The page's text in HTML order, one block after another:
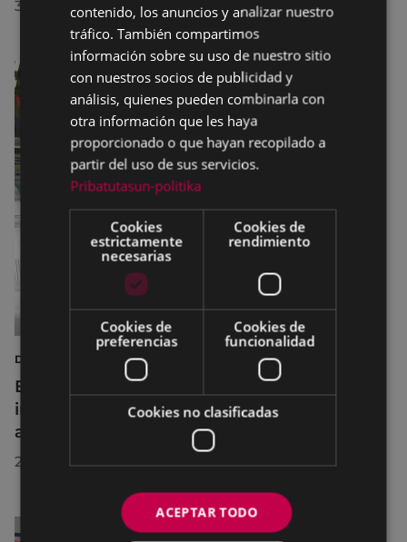
30/07/2026
DEPORTES
Eibar adapta los horarios de sus
instalaciones deportivas durante el mes de
agosto para realizar mejoras
29/07/2026
SPANISH
contenido, los anuncios y analizar nuestro
tráfico. También compartimos
información sobre su uso de nuestro sitio
con nuestros socios de publicidad y
análisis, quienes pueden combinarla con
otra información que les haya
proporcionado o que hayan recopilado a
partir del uso de sus servicios.
Pribatutasun-politika
Cookies
estrictamente
necesarias
Cookies de
rendimiento
Cookies de
preferencias
Cookies de
funcionalidad
Cookies no clasificadas
ACEPTAR TODO